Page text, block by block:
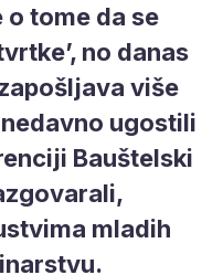
tome da se
no danas
više
ugostili
Bauštelski
mladih